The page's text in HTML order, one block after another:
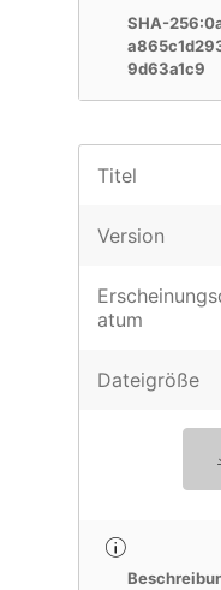
SHA-
9d63a1c9
Titel
Version
atum
Dateigröße